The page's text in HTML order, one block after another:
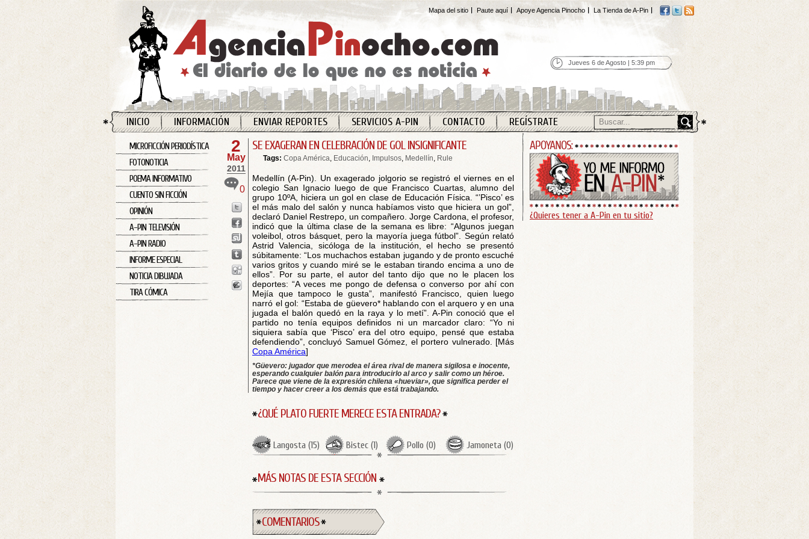
Mapa del sitio Paute aquí Apoye Agencia Pinocho La Tienda de A-Pin
Jueves 6 de Agosto | 5:39 pm
INICIO INFORMACIÓN ENVIAR REPORTES SERVICIOS A-PIN CONTACTO REGÍSTRATE
MICROFICCIÓN PERIODÍSTICA
FOTONOTICIA
POEMA INFORMATIVO
CUENTO SIN FICCIÓN
OPINIÓN
A-PIN TELEVISIÓN
A-PIN RADIO
INFORME ESPECIAL
NOTICIA DIBUJADA
TIRA CÓMICA
2
May
2011
0
SE EXAGERAN EN CELEBRACIÓN DE GOL INSIGNIFICANTE
Tags: Copa América, Educación, Impulsos, Medellín, Rule
Medellín (A-Pin). Un exagerado jolgorio se registró el viernes en el
colegio San Ignacio luego de que Francisco Cuartas, alumno del
grupo 10ºA, hiciera un gol en clase de Educación Física. “’Pisco’ es
el más malo del salón y nunca habíamos visto que hiciera un gol”,
declaró Daniel Restrepo, un compañero. Jorge Cardona, el profesor,
indicó que la última clase de la semana es libre: “Algunos juegan
voleibol, otros básquet, pero la mayoría juega fútbol”. Según relató
Astrid Valencia, sicóloga de la institución, el hecho se presentó
súbitamente: “Los muchachos estaban jugando y de pronto escuché
varios gritos y cuando miré se le estaban tirando encima a uno de
ellos”. Por su parte, el autor del tanto dijo que no le placen los
deportes: “A veces me pongo de defensa o converso por ahí con
Mejía que tampoco le gusta”, manifestó Francisco, quien luego
narró el gol: “Estaba de güevero* hablando con el arquero y en una
jugada el balón quedó en la raya y lo metí”. A-Pin conoció que el
partido no tenía equipos definidos ni un marcador claro: “Yo ni
siquiera sabía que ‘Pisco’ era del otro equipo, pensé que estaba
defendiendo”, concluyó Samuel Gómez, el portero vulnerado. [Más
Copa América]
*Güevero: jugador que merodea el área rival de manera sigilosa e inocente,
esperando cualquier balón para introducirlo al arco y salir como un héroe.
Parece que viene de la expresión chilena «hueviar», que significa perder el
tiempo y hacer creer a los demás que está trabajando.
¿QUÉ PLATO FUERTE MERECE ESTA ENTRADA?
Langosta (15) Bistec (1) Pollo (0) Jamoneta (0)
MÁS NOTAS DE ESTA SECCIÓN
COMENTARIOS
¿Quieres tener a A-Pin en tu sitio?